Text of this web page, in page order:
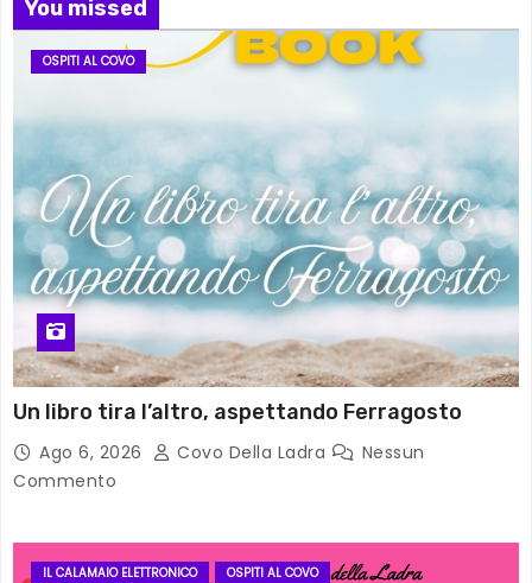
You missed
OSPITI AL COVO
Un libro tira l’altro, aspettando Ferragosto
Ago 6, 2026 Covo Della Ladra
Nessun
Commento
IL CALAMAIO ELETTRONICO OSPITI AL COVO